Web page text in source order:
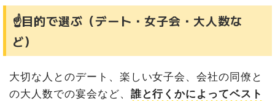
【ラスト開催】2027年2月の閉館を前に、歴史あるホテ
ニュー桂和ビル すすきのビアガーデン｜2026年7月上旬
さすがススキノ！朝までとことん呑み明かせる唯一無二の
屋上“THE ビアガーデン”
☝️目的で選ぶ（デート・女子会・大人数な
ど）
大切な人とのデート、楽しい女子会、会社の同僚と
の大人数での宴会など、 誰と行くかによってベスト